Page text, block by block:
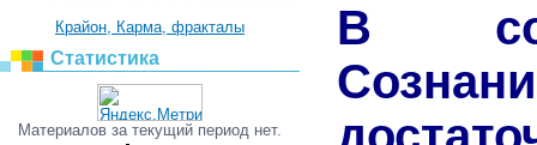
Крайон, Карма, фракталы
Статистика
Материалов за текущий период нет.
В